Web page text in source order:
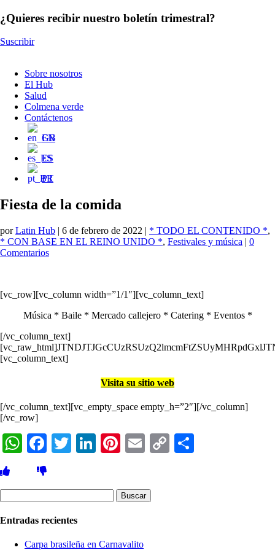
¿Quieres recibir nuestro boletín trimestral?
Suscribir
Sobre nosotros
El Hub
Salud
Colmena verde
Contáctenos
EN
ES
PT
Fiesta de la comida
porLatin Hub | 6 de febrero de 2022 | * TODO EL CONTENIDO *,
* CON BASE EN EL REINO UNIDO *, Festivales y música | 0
Comentarios
[vc_row][vc_column width=”1/1″][vc_column_text]
Música * Baile * Mercado callejero * Catering * Eventos *
[/vc_column_text]
[vc_column_text]
Visita su sitio web
[/vc_column_text][vc_empty_space empty_h=”2″][/vc_column]
[/vc_row]
WhatsApp
Facebook
TwitterLinkedIn
Pinterest
EmailCopy
Entradas recientes
Carpa brasileña en Carnavalito